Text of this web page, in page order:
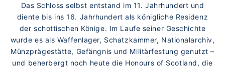
Das Schloss selbst entstand im 11. Jahrhundert und
diente bis ins 16. Jahrhundert als königliche Residenz
der schottischen Könige. Im Laufe seiner Geschichte
wurde es als Waffenlager, Schatzkammer, Nationalarchiv,
Münzprägestätte, Gefängnis und Militärfestung genutzt –
und beherbergt noch heute die Honours of Scotland, die